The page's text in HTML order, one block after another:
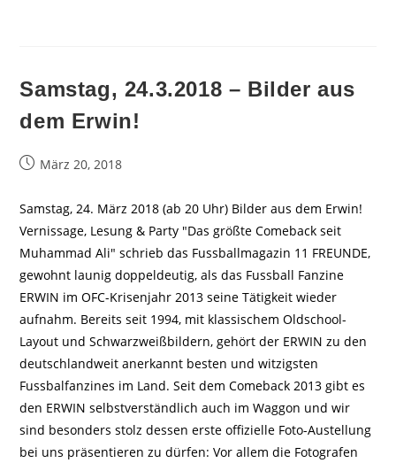
Samstag, 24.3.2018 – Bilder aus
dem Erwin!
BeitragMärz 20, 2018
Samstag, 24. März 2018 (ab 20 Uhr) Bilder aus dem Erwin!
Vernissage, Lesung & Party "Das größte Comeback seit
Muhammad Ali" schrieb das Fussballmagazin 11 FREUNDE,
gewohnt launig doppeldeutig, als das Fussball Fanzine
ERWIN im OFC-Krisenjahr 2013 seine Tätigkeit wieder
aufnahm. Bereits seit 1994, mit klassischem Oldschool-
Layout und Schwarzweißbildern, gehört der ERWIN zu den
deutschlandweit anerkannt besten und witzigsten
Fussbalfanzines im Land. Seit dem Comeback 2013 gibt es
den ERWIN selbstverständlich auch im Waggon und wir
sind besonders stolz dessen erste offizielle Foto-Austellung
bei uns präsentieren zu dürfen: Vor allem die Fotografen